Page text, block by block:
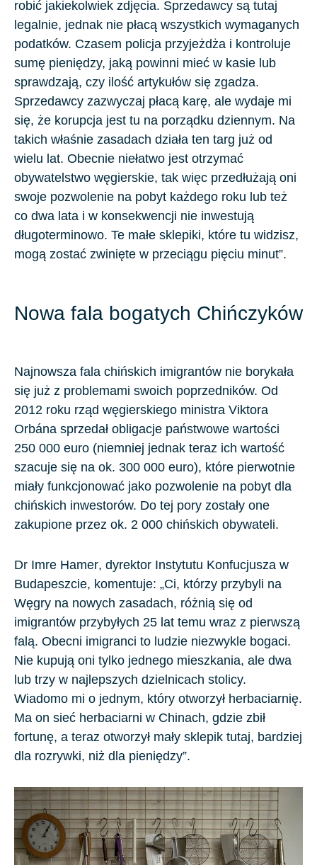
robić jakiekolwiek zdjęcia. Sprzedawcy są tutaj
legalnie, jednak nie płacą wszystkich wymaganych
podatków. Czasem policja przyjeżdża i kontroluje
sumę pieniędzy, jaką powinni mieć w kasie lub
sprawdzają, czy ilość artykułów się zgadza.
Sprzedawcy zazwyczaj płacą karę, ale wydaje mi
się, że korupcja jest tu na porządku dziennym. Na
takich właśnie zasadach działa ten targ już od
wielu lat. Obecnie niełatwo jest otrzymać
obywatelstwo węgierskie, tak więc przedłużają oni
swoje pozwolenie na pobyt każdego roku lub też
co dwa lata i w konsekwencji nie inwestują
długoterminowo. Te małe sklepiki, które tu widzisz,
mogą zostać zwinięte w przeciągu pięciu minut”.
Nowa fala bogatych Chińczyków
Najnowsza fala chińskich imigrantów nie borykała
się już z problemami swoich poprzedników. Od
2012 roku rząd węgierskiego ministra Viktora
Orbána sprzedał obligacje państwowe wartości
250 000 euro (niemniej jednak teraz ich wartość
szacuje się na ok. 300 000 euro), które pierwotnie
miały funkcjonować jako pozwolenie na pobyt dla
chińskich inwestorów. Do tej pory zostały one
zakupione przez ok. 2 000 chińskich obywateli.
Dr Imre Hamer, dyrektor Instytutu Konfucjusza w
Budapeszcie, komentuje: „Ci, którzy przybyli na
Węgry na nowych zasadach, różnią się od
imigrantów przybyłych 25 lat temu wraz z pierwszą
falą. Obecni imigranci to ludzie niezwykle bogaci.
Nie kupują oni tylko jednego mieszkania, ale dwa
lub trzy w najlepszych dzielnicach stolicy.
Wiadomo mi o jednym, który otworzył herbaciarnię.
Ma on sieć herbaciarni w Chinach, gdzie zbił
fortunę, a teraz otworzył mały sklepik tutaj, bardziej
dla rozrywki, niż dla pieniędzy”.